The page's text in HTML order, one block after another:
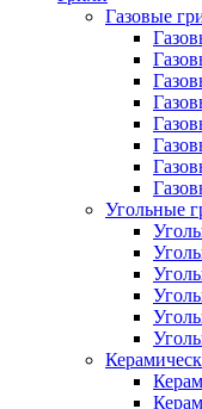
Газовые
Угольные